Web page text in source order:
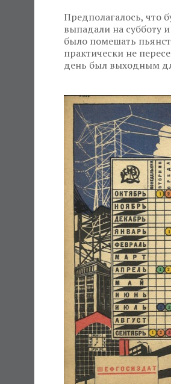
Предполагалось, что
выпадали на субботу
было помешать
практически не
день был выходным